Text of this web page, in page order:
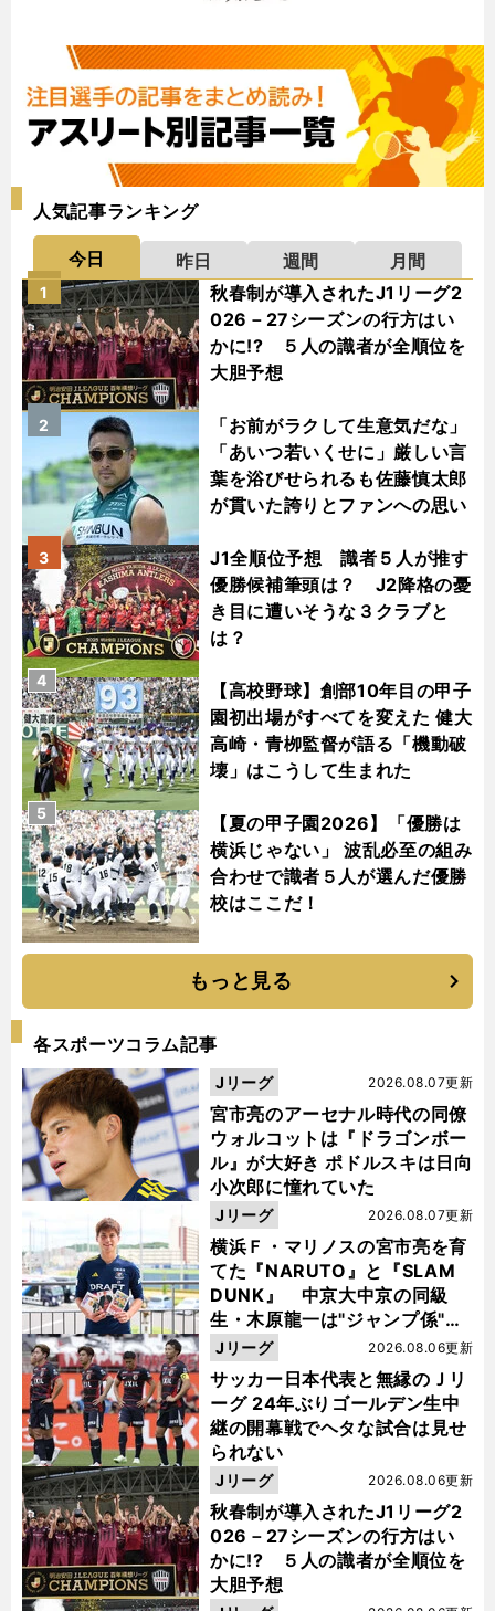
人気記事ランキング
今日 昨日 週間
月間
秋春制が導入されたJ1リーグ2
026－27シーズンの行方はい
かに!? ５人の識者が全順位を
大胆予想
1
「お前がラクして生意気だな」
「あいつ若いくせに」厳しい言
葉を浴びせられるも佐藤慎太郎
が貫いた誇りとファンへの思い
2
J1全順位予想 識者５人が推す
優勝候補筆頭は？ J2降格の憂
き目に遭いそうな３クラブと
は？
3
【高校野球】創部10年目の甲子
園初出場がすべてを変えた 健大
高崎・青栁監督が語る「機動破
壊」はこうして生まれた
4
【夏の甲子園2026】「優勝は
横浜じゃない」 波乱必至の組み
合わせで識者５人が選んだ優勝
校はここだ！
5
もっと見る
各スポーツコラム記事
宮市亮のアーセナル時代の同僚
ウォルコットは『ドラゴンボー
ル』が大好き ポドルスキは日向
小次郎に憧れていた
2026.08.07更新
Jリーグ
横浜Ｆ・マリノスの宮市亮を育
てた『NARUTO』と『SLAM
DUNK』 中京大中京の同級
生・木原龍一は"ジャンプ係"だ
った
2026.08.07更新
Jリーグ
サッカー日本代表と無縁のＪリ
ーグ 24年ぶりゴールデン生中
継の開幕戦でヘタな試合は見せ
られない
2026.08.06更新
Jリーグ
秋春制が導入されたJ1リーグ2
026－27シーズンの行方はい
かに!? ５人の識者が全順位を
大胆予想
2026.08.06更新
Jリーグ